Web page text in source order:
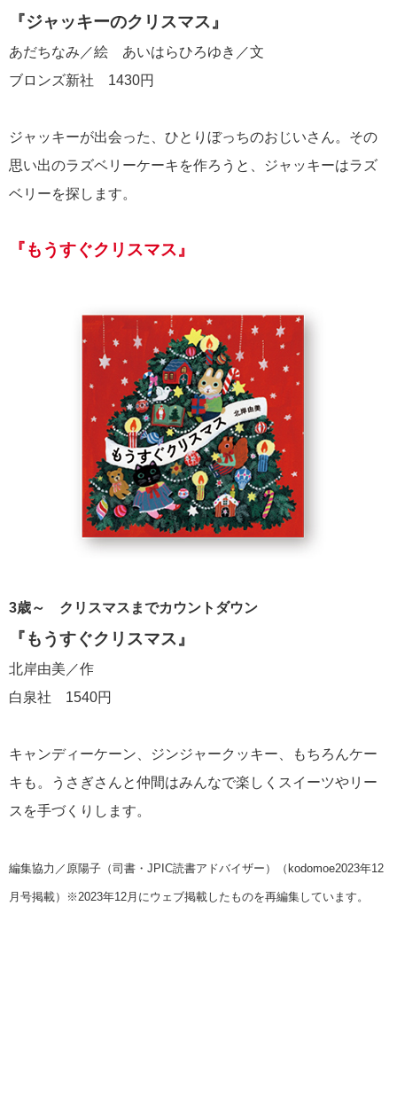
『ジャッキーのクリスマス』
あだちなみ／絵 あいはらひろゆき／文
ブロンズ新社 1430円
ジャッキーが出会った、ひとりぼっちのおじいさん。その
思い出のラズベリーケーキを作ろうと、ジャッキーはラズ
ベリーを探します。
『もうすぐクリスマス』
3歳～ クリスマスまでカウントダウン
『もうすぐクリスマス』
北岸由美／作
白泉社 1540円
キャンディーケーン、ジンジャークッキー、もちろんケー
キも。うさぎさんと仲間はみんなで楽しくスイーツやリー
スを手づくりします。
編集協力／原陽子（司書・JPIC読書アドバイザー）（kodomoe2023年12
月号掲載）※2023年12月にウェブ掲載したものを再編集しています。